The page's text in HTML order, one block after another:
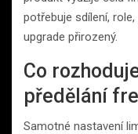
potřebuje sdílení,
upgrade přirozený.
Co
předělání
Samotné nastavení